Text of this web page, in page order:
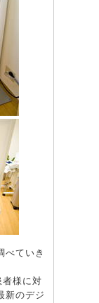
べていき
様に対
新のデジ